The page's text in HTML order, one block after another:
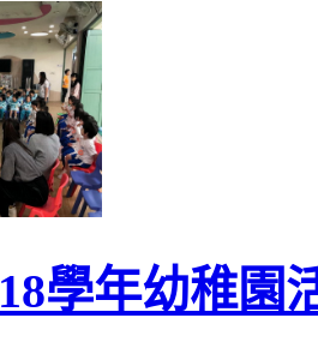
學年幼稚園